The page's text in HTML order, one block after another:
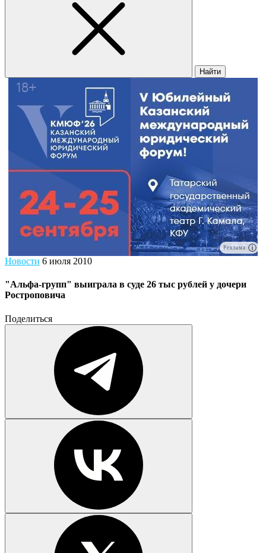
Найти
Реклама
Новости 6 июля 2010
"Альфа-групп" выиграла в суде 26 тыс рублей у дочери
Ростроповича
Поделиться